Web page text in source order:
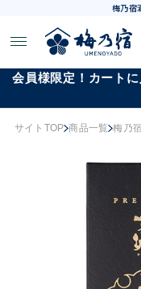
梅乃宿
会員様限定！カート
サイトTOP 商品一覧 梅乃